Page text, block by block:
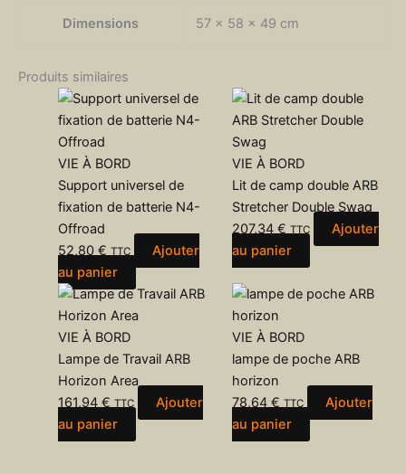
Dimensions 57 × 58 × 49 cm
Produits similaires
VIE À BORD
Support universel de
fixation de batterie N4-
Offroad
52,80 € TTC
Ajouter
au panier
VIE À BORD
Lit de camp double ARB
Stretcher Double Swag
207,34 € TTC
Ajouter
au panier
VIE À BORD
Lampe de Travail ARB
Horizon Area
161,94 € TTC
Ajouter
au panier
VIE À BORD
lampe de poche ARB
horizon
78,64 € TTC
Ajouter
au panier